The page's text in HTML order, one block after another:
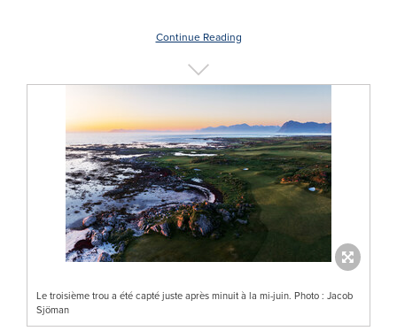
Continue Reading
Le troisième trou a été capté juste après minuit à la mi-juin. Photo : Jacob
Sjöman